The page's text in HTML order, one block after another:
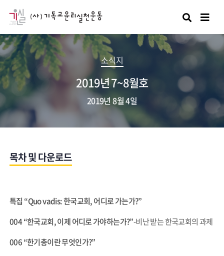
검색
소식지
2019년 7~8월호
2019년 8월 4일
목차 및 다운로드
특집 “Quo vadis: 한국교회, 어디로 가는가?”
004“한국교회, 이제 어디로 가야하는가?”-비난 받는 한국교회의 과제
006“한기총이란 무엇인가?”